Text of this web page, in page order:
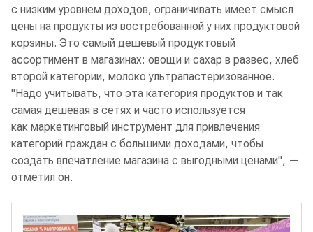
с низким уровнем доходов, ограничивать имеет смысл
цены на продукты из востребованной у них продуктовой
корзины. Это самый дешевый продуктовый
ассортимент в магазинах: овощи и сахар в развес, хлеб
второй категории, молоко ультрапастеризованное.
"Надо учитывать, что эта категория продуктов и так
самая дешевая в сетях и часто используется
как маркетинговый инструмент для привлечения
категорий граждан с большими доходами, чтобы
создать впечатление магазина с выгодными ценами", —
отметил он.